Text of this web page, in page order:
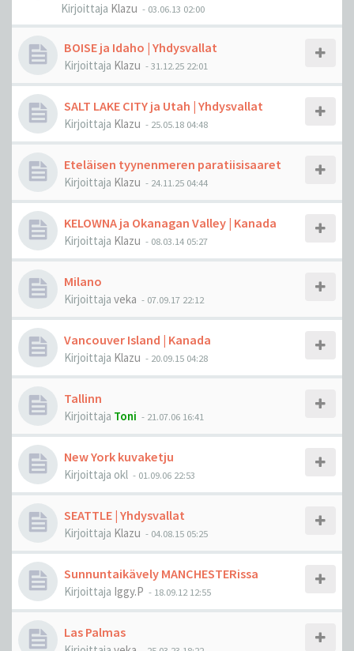
Kirjoittaja Klazu - 03.06.13 02:00
BOISE ja Idaho | Yhdysvallat
Kirjoittaja Klazu -31.12.25 22:01
SALT LAKE CITY ja Utah | Yhdysvallat
Kirjoittaja Klazu - 25.05.18 04:48
Eteläisen tyynenmeren paratiisisaaret
Kirjoittaja Klazu - 24.11.25 04:44
KELOWNA ja Okanagan Valley | Kanada
Kirjoittaja Klazu - 08.03.14 05:27
Milano
Kirjoittaja veka - 07.09.17 22:12
Vancouver Island | Kanada
Kirjoittaja Klazu - 20.09.15 04:28
Tallinn
Kirjoittaja Toni - 21.07.06 16:41
New York kuvaketju
Kirjoittaja okl - 01.09.06 22:53
SEATTLE | Yhdysvallat
Kirjoittaja Klazu - 04.08.15 05:25
Sunnuntaikävely MANCHESTERissa
Kirjoittaja Iggy.P - 18.09.12 12:55
Las Palmas